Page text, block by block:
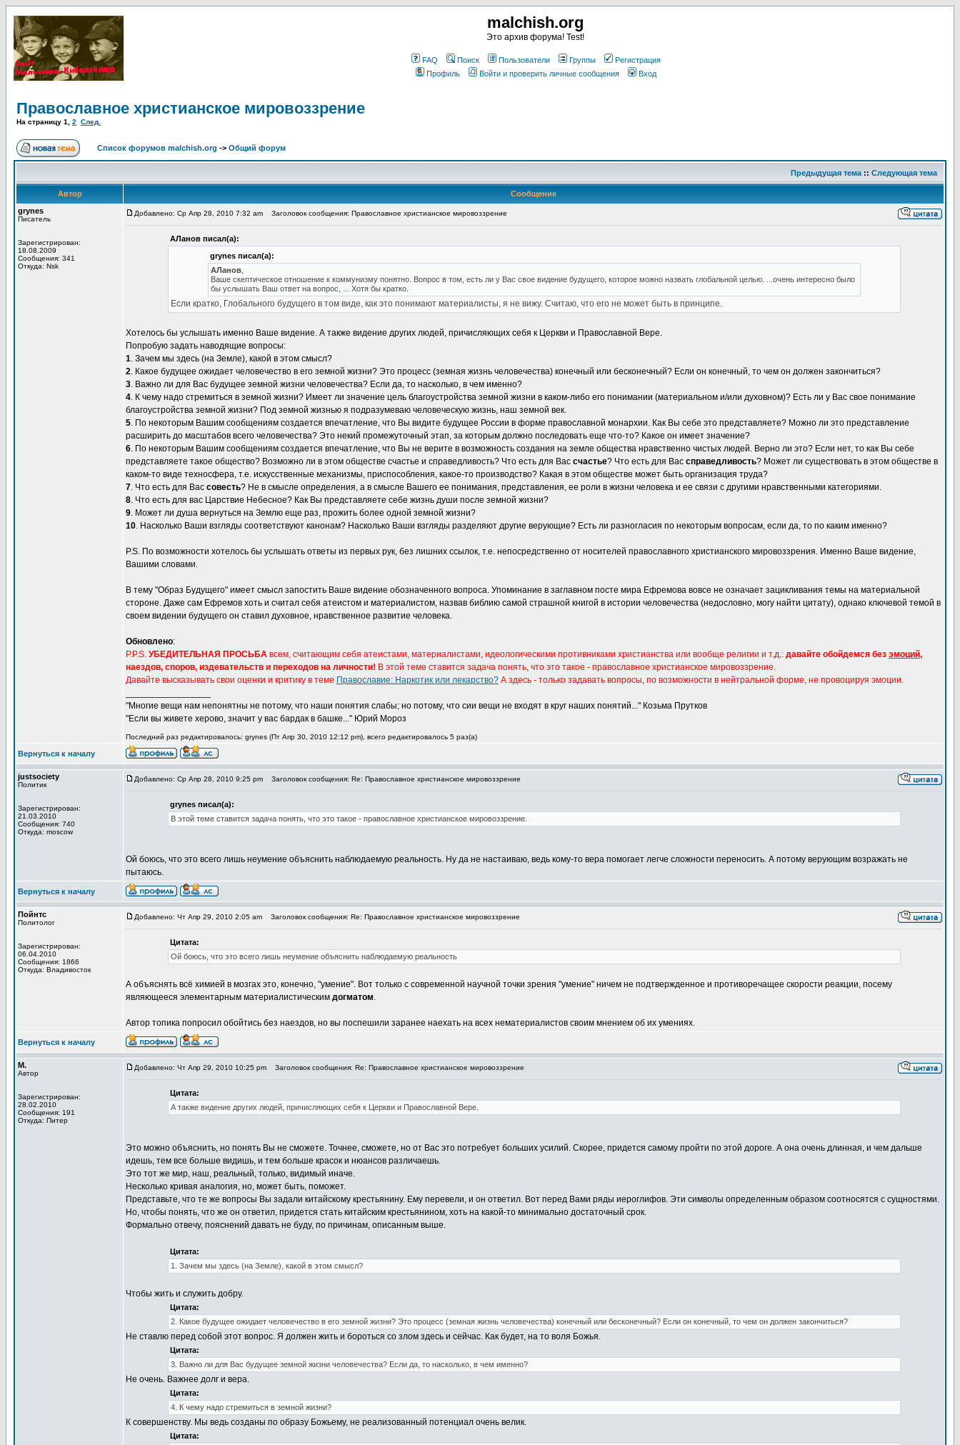
malchish.org
Это архив форума! Test!
FAQ Поиск Пользователи Группы
Регистрация
Профиль
Войти и проверить личные сообщения Вход
Православное христианское мировоззрение
На страницу 1 2 След.
Список форумов malchish.org -> Общий форум
Предыдущая тема :: Следующая тема
Автор
Сообщение
grynes
Писатель
Зарегистрирован:
18.08.2009
Сообщения: 341
Откуда: Nsk
Добавлено: Ср Апр 28, 2010 7:32 am Заголовок сообщения: Православное христианское мировоззрение
АЛанов писал(а):
grynes писал(а):
АЛанов,
Ваше скептическое отношение к коммунизму понятно. Вопрос в том, есть ли у Вас свое видение будущего, которое можно назвать глобальной целью. ...очень интересно было
бы услышать Ваш ответ на вопрос, ... Хотя бы кратко.
Если кратко, Глобального будущего в том виде, как это понимают материалисты, я не вижу. Считаю, что его не может быть в принципе.
Хотелось бы услышать именно Ваше видение. А также видение других людей, причисляющих себя к Церкви и Православной Вере.
Попробую задать наводящие вопросы:
1. Зачем мы здесь (на Земле), какой в этом смысл?
2. Какое будущее ожидает человечество в его земной жизни? Это процесс (земная жизнь человечества) конечный или бесконечный? Если он конечный, то чем он должен закончиться?
3. Важно ли для Вас будущее земной жизни человечества? Если да, то насколько, в чем именно?
4. К чему надо стремиться в земной жизни? Имеет ли значение цель благоустройства земной жизни в каком-либо его понимании (материальном и/или духовном)? Есть ли у Вас свое понимание
благоустройства земной жизни? Под земной жизнью я подразумеваю человеческую жизнь, наш земной век.
5. По некоторым Вашим сообщениям создается впечатление, что Вы видите будущее России в форме православной монархии. Как Вы себе это представляете? Можно ли это представление
расширить до масштабов всего человечества? Это некий промежуточный этап, за которым должно последовать еще что-то? Какое он имеет значение?
6. По некоторым Вашим сообщениям создается впечатление, что Вы не верите в возможность создания на земле общества нравственно чистых людей. Верно ли это? Если нет, то как Вы себе
представляете такое общество? Возможно ли в этом обществе счастье и справедливость? Что есть для Вас счастье? Что есть для Вас справедливость? Может ли существовать в этом обществе в
каком-то виде техносфера, т.е. искусственные механизмы, приспособления, какое-то производство? Какая в этом обществе может быть организация труда?
7. Что есть для Вас совесть? Не в смысле определения, а в смысле Вашего ее понимания, представления, ее роли в жизни человека и ее связи с другими нравственными категориями.
8. Что есть для вас Царствие Небесное? Как Вы представляете себе жизнь души после земной жизни?
9. Может ли душа вернуться на Землю еще раз, прожить более одной земной жизни?
10. Насколько Ваши взгляды соответствуют канонам? Насколько Ваши взгляды разделяют другие верующие? Есть ли разногласия по некоторым вопросам, если да, то по каким именно?
P.S. По возможности хотелось бы услышать ответы из первых рук, без лишних ссылок, т.е. непосредственно от носителей православного христианского мировоззрения. Именно Ваше видение,
Вашими словами.
В тему "Образ Будущего" имеет смысл запостить Ваше видение обозначенного вопроса. Упоминание в заглавном посте мира Ефремова вовсе не означает зацикливания темы на материальной
стороне. Даже сам Ефремов хоть и считал себя атеистом и материалистом, назвав библию самой страшной книгой в истории человечества (недословно, могу найти цитату), однако ключевой темой в
своем видении будущего он ставил духовное, нравственное развитие человека.
Обновлено:
P.P.S. УБЕДИТЕЛЬНАЯ ПРОСЬБА всем, считающим себя атеистами, материалистами, идеологическими противниками христианства или вообще религии и т.д.: давайте обойдемся без эмоций,
наездов, споров, издевательств и переходов на личности! В этой теме ставится задача понять, что это такое - православное христианское мировоззрение.
Давайте высказывать свои оценки и критику в теме Православие: Наркотик или лекарство? А здесь - только задавать вопросы, по возможности в нейтральной форме, не провоцируя эмоции.
"Многие вещи нам непонятны не потому, что наши понятия слабы; но потому, что сии вещи не входят в круг наших понятий..." Козьма Прутков
"Если вы живете херово, значит у вас бардак в башке..." Юрий Мороз
Последний раз редактировалось: grynes (Пт Апр 30, 2010 12:12 pm), всего редактировалось 5 раз(а)
Вернуться к началу
justsociety
Политик
Зарегистрирован:
21.03.2010
Сообщения: 740
Откуда: moscow
Добавлено: Ср Апр 28, 2010 9:25 pm Заголовок сообщения: Re: Православное христианское мировоззрение
grynes писал(а):
В этой теме ставится задача понять, что это такое - православное христианское мировоззрение.
Ой боюсь, что это всего лишь неумение объяснить наблюдаемую реальность. Ну да не настаиваю, ведь кому-то вера помогает легче сложности переносить. А потому верующим возражать не
пытаюсь.
Вернуться к началу
Пойнтс
Политолог
Зарегистрирован:
06.04.2010
Сообщения: 1866
Откуда: Владивосток
Добавлено: Чт Апр 29, 2010 2:05 am Заголовок сообщения: Re: Православное христианское мировоззрение
Цитата:
Ой боюсь, что это всего лишь неумение объяснить наблюдаемую реальность
А объяснять всё химией в мозгах это, конечно, "умение". Вот только с современной научной точки зрения "умение" ничем не подтвержденное и противоречащее скорости реакции, посему
являющееся элементарным материалистическим догматом.
Автор топика попросил обойтись без наездов, но вы поспешили заранее наехать на всех нематериалистов своим мнением об их умениях.
Вернуться к началу
М.
Автор
Зарегистрирован:
28.02.2010
Сообщения: 191
Откуда: Питер
Добавлено: Чт Апр 29, 2010 10:25 pm Заголовок сообщения: Re: Православное христианское мировоззрение
Цитата:
А также видение других людей, причисляющих себя к Церкви и Православной Вере.
Это можно объяснить, но понять Вы не сможете. Точнее, сможете, но от Вас это потребует больших усилий. Скорее, придется самому пройти по этой дороге. А она очень длинная, и чем дальше
идешь, тем все больше видишь, и тем больше красок и нюансов различаешь.
Это тот же мир, наш, реальный, только, видимый иначе.
Несколько кривая аналогия, но, может быть, поможет.
Представьте, что те же вопросы Вы задали китайскому крестьянину. Ему перевели, и он ответил. Вот перед Вами ряды иероглифов. Эти символы определенным образом соотносятся с сущностями.
Но, чтобы понять, что же он ответил, придется стать китайским крестьянином, хоть на какой-то минимально достаточный срок.
Формально отвечу, пояснений давать не буду, по причинам, описанным выше.
Цитата:
1. Зачем мы здесь (на Земле), какой в этом смысл?
Чтобы жить и служить добру.
Цитата:
2. Какое будущее ожидает человечество в его земной жизни? Это процесс (земная жизнь человечества) конечный или бесконечный? Если он конечный, то чем он должен закончиться?
Не ставлю перед собой этот вопрос. Я должен жить и бороться со злом здесь и сейчас. Как будет, на то воля Божья.
Цитата:
3. Важно ли для Вас будущее земной жизни человечества? Если да, то насколько, в чем именно?
Не очень. Важнее долг и вера.
Цитата:
4. К чему надо стремиться в земной жизни?
К совершенству. Мы ведь созданы по образу Божьему, не реализованный потенциал очень велик.
Цитата: